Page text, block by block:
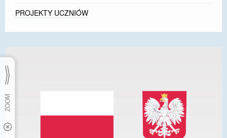
PROJEKTY UCZNIÓW